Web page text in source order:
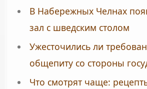
В Набережных Челнах
зал с шведским столом
Ужесточились ли
общепиту со стороны
Что смотрят чаще: